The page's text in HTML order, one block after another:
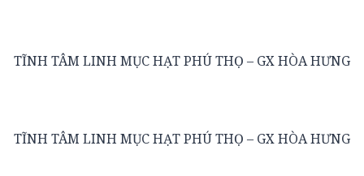
TĨNH TÂM LINH MỤC HẠT PHÚ THỌ – GX HÒA HƯNG
TĨNH TÂM LINH MỤC HẠT PHÚ THỌ – GX HÒA HƯNG